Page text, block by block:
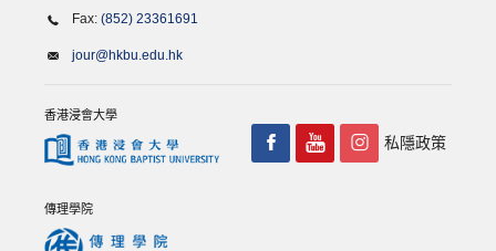
Fax: (852) 23361691
jour@hkbu.edu.hk
香港浸會大學
傳理學院
私隱政策